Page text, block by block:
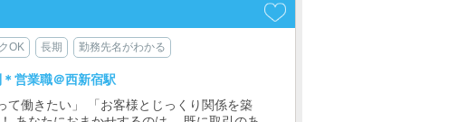
OK 長期 勤務先名がわかる
営業職＠西新宿駅
て働きたい」 「お客様とじっくり関係を築